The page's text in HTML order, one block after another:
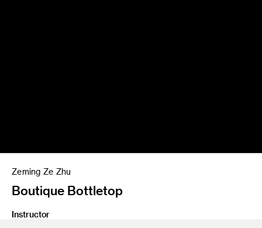
Zeming Ze Zhu
Boutique Bottletop
Instructor